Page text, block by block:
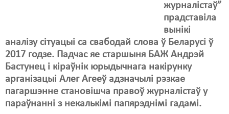
журналістаў”
прадставіла
вынікі
аналізу сітуацыі са свабодай слова ў Беларусі ў
2017 годзе. Падчас яе старшыня БАЖ Андрэй
Бастунец і кіраўнік юрыдычнага накірунку
арганізацыі Алег Агееў адзначылі рэзкае
пагаршэнне становішча правоў журналістаў у
параўнанні з некалькімі папярэднімі гадамі.
ЛПП
Мігранты
Мірныя сходы
Палітвязьні